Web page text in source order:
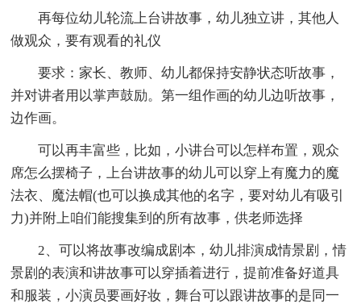
再每位幼儿轮流上台讲故事，幼儿独立讲，其他人
做观众，要有观看的礼仪
要求：家长、教师、幼儿都保持安静状态听故事，
并对讲者用以掌声鼓励。第一组作画的幼儿边听故事，
边作画。
可以再丰富些，比如，小讲台可以怎样布置，观众
席怎么摆椅子，上台讲故事的幼儿可以穿上有魔力的魔
法衣、魔法帽(也可以换成其他的名字，要对幼儿有吸引
力)并附上咱们能搜集到的所有故事，供老师选择
2、可以将故事改编成剧本，幼儿排演成情景剧，情
景剧的表演和讲故事可以穿插着进行，提前准备好道具
和服装，小演员要画好妆，舞台可以跟讲故事的是同一